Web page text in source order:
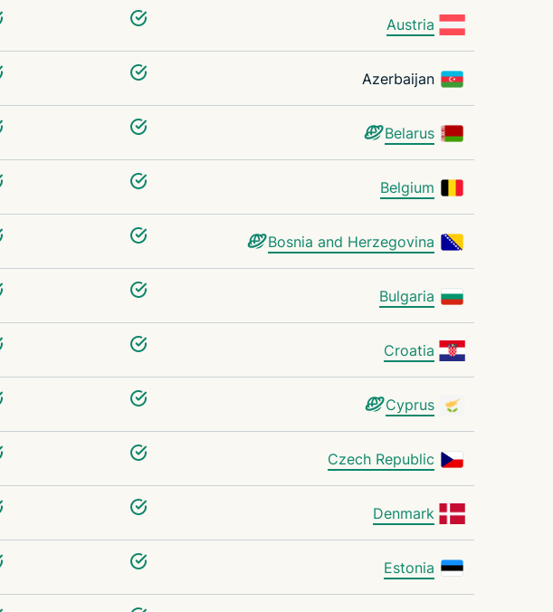
Austria
Azerbaijan
Belarus
Belgium
Bosnia and Herzegovina
Bulgaria
Croatia
Cyprus
Czech Republic
Denmark
Estonia